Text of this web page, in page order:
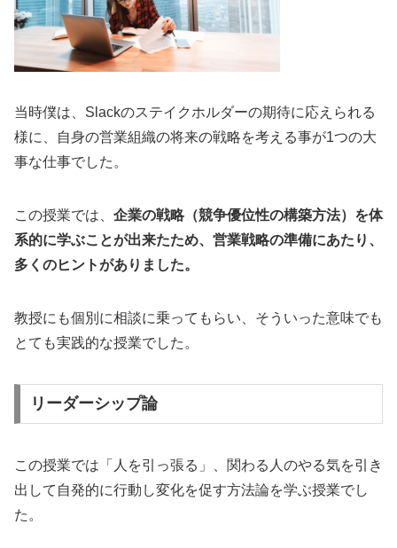
当時僕は、Slackのステイクホルダーの期待に応えられる
様に、自身の営業組織の将来の戦略を考える事が1つの大
事な仕事でした。
この授業では、 企業の戦略（競争優位性の構築方法）を体
系的に学ぶことが出来たため、営業戦略の準備にあたり、
多くのヒントがありました。
教授にも個別に相談に乗ってもらい、そういった意味でも
とても実践的な授業でした。
リーダーシップ論
この授業では「人を引っ張る」、関わる人のやる気を引き
出して自発的に行動し変化を促す方法論を学ぶ授業でし
た。